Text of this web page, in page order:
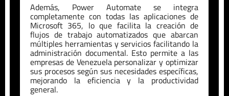
Además, Power Automate se integra
completamente con todas las aplicaciones de
Microsoft 365, lo que facilita la creación de
flujos de trabajo automatizados que abarcan
múltiples herramientas y servicios facilitando la
administración documental. Esto permite a las
empresas de Venezuelapersonalizar y optimizar
sus procesos según sus necesidades específicas,
mejorando la eficiencia y la productividad
general.